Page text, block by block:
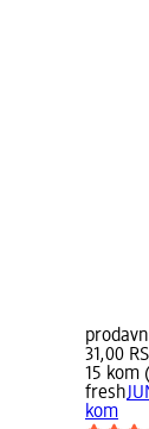
31,00
15 kom
fresh
kom